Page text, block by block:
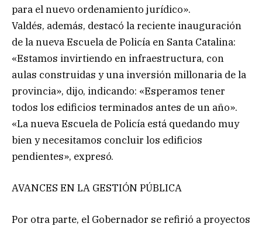
para el nuevo ordenamiento jurídico».
Valdés, además, destacó la reciente inauguración
de la nueva Escuela de Policía en Santa Catalina:
«Estamos invirtiendo en infraestructura, con
aulas construidas y una inversión millonaria de la
provincia», dijo, indicando: «Esperamos tener
todos los edificios terminados antes de un año».
«La nueva Escuela de Policía está quedando muy
bien y necesitamos concluir los edificios
pendientes», expresó.
AVANCES EN LA GESTIÓN PÚBLICA
Por otra parte, el Gobernador se refirió a proyectos